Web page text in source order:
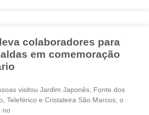
colaboradores para
em comemoração
visitou Jardim Japonês, Fonte dos
Teleférico e Cristaleira São Marcos; o
no